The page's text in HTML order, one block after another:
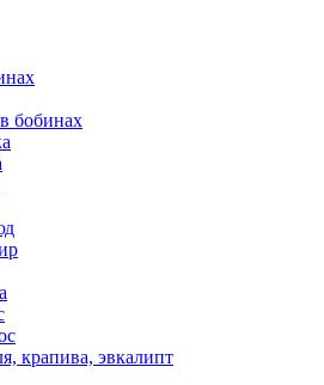
бобинах
крапива, эвкалипт